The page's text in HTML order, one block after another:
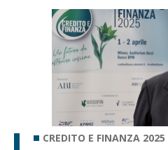
CREDITO E FINANZA 2025